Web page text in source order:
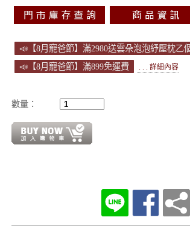
📣【8月寵爸節】滿2980送雲朵泡泡紓壓枕乙
📣【8月寵爸節】滿899免運費
. . . 詳細內容
數量：